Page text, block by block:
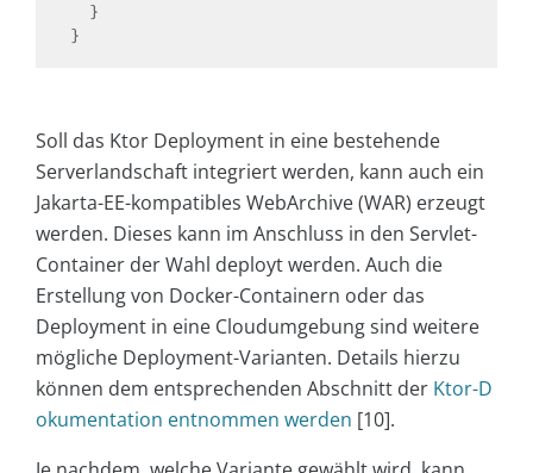
Soll das Ktor Deployment in eine bestehende
Serverlandschaft integriert werden, kann auch ein
Jakarta-EE-kompatibles WebArchive (WAR) erzeugt
werden. Dieses kann im Anschluss in den Servlet-
Container der Wahl deployt werden. Auch die
Erstellung von Docker-Containern oder das
Deployment in eine Cloudumgebung sind weitere
mögliche Deployment-Varianten. Details hierzu
können dem entsprechenden Abschnitt der Ktor-D
okumentation entnommen werden [10].